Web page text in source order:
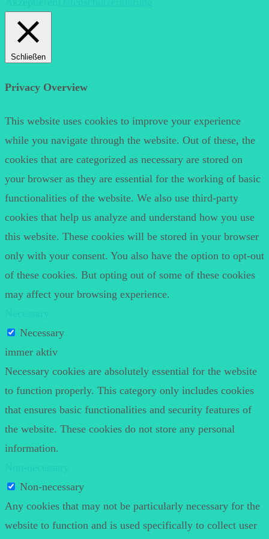
Schließen
Privacy Overview
This website uses cookies to improve your experience
while you navigate through the website. Out of these, the
cookies that are categorized as necessary are stored on
your browser as they are essential for the working of basic
functionalities of the website. We also use third-party
cookies that help us analyze and understand how you use
this website. These cookies will be stored in your browser
only with your consent. You also have the option to opt-out
of these cookies. But opting out of some of these cookies
may affect your browsing experience.
Necessary
immer aktiv
Necessary cookies are absolutely essential for the website
to function properly. This category only includes cookies
that ensures basic functionalities and security features of
the website. These cookies do not store any personal
information.
Non-necessary
Any cookies that may not be particularly necessary for the
website to function and is used specifically to collect user